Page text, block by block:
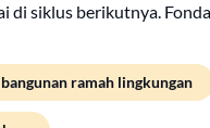
di siklus berikutnya.
ramah lingkungan